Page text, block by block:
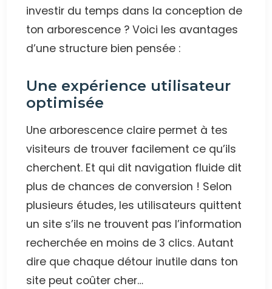
investir du temps dans la conception de
ton arborescence ? Voici les avantages
d’une structure bien pensée :
Une expérience utilisateur
optimisée
Une arborescence claire permet à tes
visiteurs de trouver facilement ce qu’ils
cherchent. Et qui dit navigation fluide dit
plus de chances de conversion ! Selon
plusieurs études, les utilisateurs quittent
un site s’ils ne trouvent pas l’information
recherchée en moins de 3 clics. Autant
dire que chaque détour inutile dans ton
site peut coûter cher…